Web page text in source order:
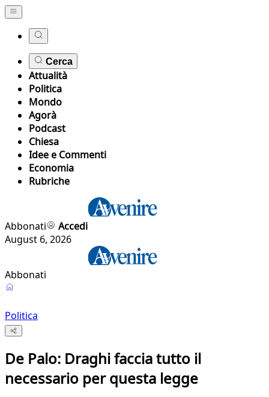
Cerca
Attualità
Politica
Mondo
Agorà
Podcast
Chiesa
Idee e Commenti
Economia
Rubriche
Abbonati
Accedi
August 6, 2026
Abbonati
Politica
De Palo: Draghi faccia tutto il
necessario per questa legge